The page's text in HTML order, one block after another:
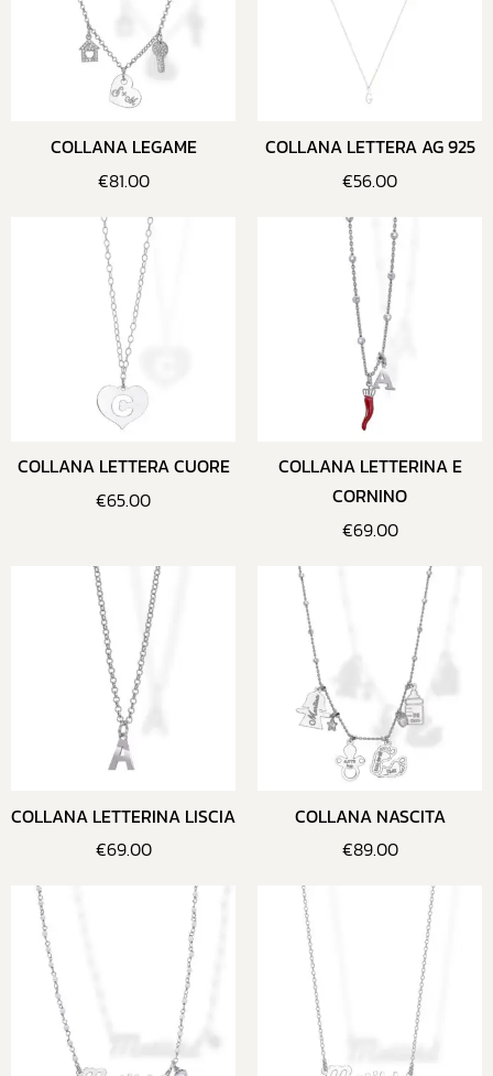
COLLANA LEGAME
€81.00
COLLANA LETTERA AG 925
€56.00
COLLANA LETTERA CUORE
€65.00
COLLANA LETTERINA E
CORNINO
€69.00
COLLANA LETTERINA LISCIA
€69.00
COLLANA NASCITA
€89.00